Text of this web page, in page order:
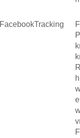
FacebookTracking